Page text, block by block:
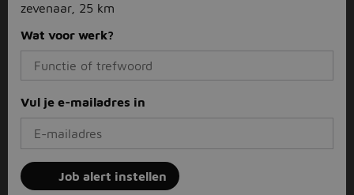
zevenaar, 25 km
Wat voor werk?
Vul je e-mailadres in
Job alert instellen